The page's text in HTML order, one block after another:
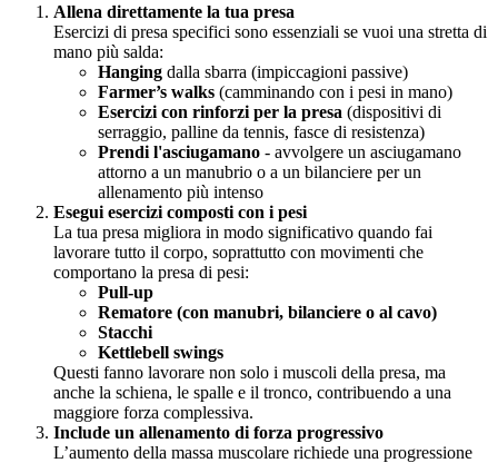
Allena direttamente la tua presa
Esercizi di presa specifici sono essenziali se vuoi una stretta di
mano più salda:
Hanging dalla sbarra (impiccagioni passive)
Farmer’s walks (camminando con i pesi in mano)
Esercizi con rinforzi per la presa (dispositivi di
serraggio, palline da tennis, fasce di resistenza)
Prendi l'asciugamano - avvolgere un asciugamano
attorno a un manubrio o a un bilanciere per un
allenamento più intenso
Esegui esercizi composti con i pesi
La tua presa migliora in modo significativo quando fai
lavorare tutto il corpo, soprattutto con movimenti che
comportano la presa di pesi:
Pull-up
Rematore (con manubri, bilanciere o al cavo)
Stacchi
Kettlebell swings
Questi fanno lavorare non solo i muscoli della presa, ma
anche la schiena, le spalle e il tronco, contribuendo a una
maggiore forza complessiva.
Include un allenamento di forza progressivo
L’aumento della massa muscolare richiede una progressione